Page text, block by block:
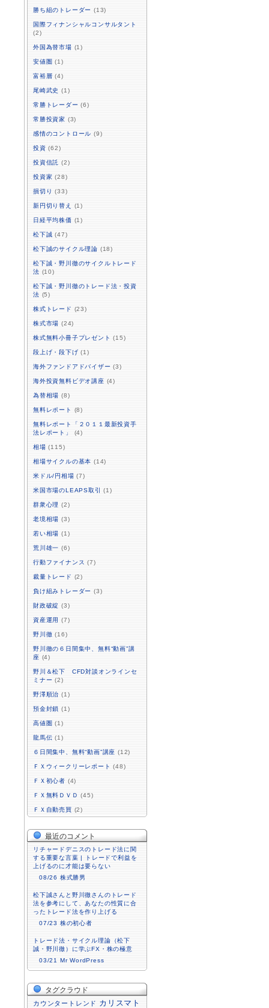
勝ち組のトレーダー (13)
国際フィナンシャルコンサルタント
(2)
外国為替市場 (1)
安値圏 (1)
富裕層 (4)
尾崎武史 (1)
常勝トレーダー (6)
常勝投資家 (3)
感情のコントロール (9)
投資 (62)
投資信託 (2)
投資家 (28)
損切り (33)
新円切り替え (1)
日経平均株価 (1)
松下誠 (47)
松下誠のサイクル理論 (18)
松下誠・野川徹のサイクルトレード
法 (10)
松下誠・野川徹のトレード法・投資
法 (5)
株式トレード (23)
株式市場 (24)
株式無料小冊子プレゼント (15)
段上げ・段下げ (1)
海外ファンドアドバイザー (3)
海外投資無料ビデオ講座 (4)
為替相場 (8)
無料レポート (8)
無料レポート「２０１１最新投資手
法レポート」
(4)
相場 (115)
相場サイクルの基本 (14)
米ドル/円相場 (7)
米国市場のLEAPS取引 (1)
群衆心理 (2)
老境相場 (3)
若い相場 (1)
荒川雄一 (6)
行動ファイナンス (7)
裁量トレード (2)
負け組みトレーダー (3)
財政破綻 (3)
資産運用 (7)
野川徹 (16)
野川徹の６日間集中、無料“動画”講
座 (4)
野川＆松下 CFD対談オンラインセ
ミナー (2)
野澤順治 (1)
預金封鎖 (1)
高値圏 (1)
龍馬伝 (1)
６日間集中、無料“動画”講座 (12)
ＦＸウィークリーレポート (48)
ＦＸ初心者 (4)
ＦＸ無料ＤＶＤ (45)
ＦＸ自動売買 (2)
最近のコメント
リチャードデニスのトレード法に関
する重要な言葉 | トレードで利益を
上げるのに才能は要らない
08/26 株式勝男
松下誠さんと野川徹さんのトレード
法を参考にして、あなたの性質に合
ったトレード法を作り上げる
07/23 株の初心者
トレード法・サイクル理論（松下
誠・野川徹）に学ぶFX・株の極意
03/21
Mr WordPress
タグクラウド
カウンタートレンド カリスマト